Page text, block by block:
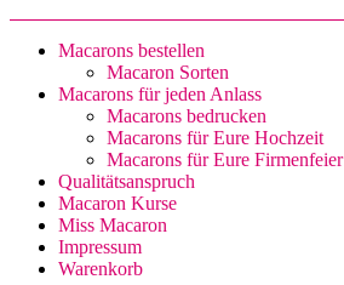
Macarons bestellen
Macaron Sorten
Macarons für jeden Anlass
Macarons bedrucken
Macarons für Eure Hochzeit
Macarons für Eure Firmenfeier
Qualitätsanspruch
Macaron Kurse
Miss Macaron
Impressum
Warenkorb